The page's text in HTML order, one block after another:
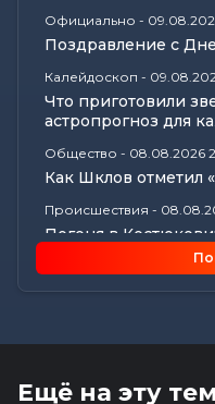
Официально -
Поздравление с
Калейдоскоп -
Что приготовили
астропрогноз для
Общество - 08.08.2026
Как Шклов отметил
Происшествия -
Погоня в
мотоциклист
Смертельное ДТП в
Ещё на эту